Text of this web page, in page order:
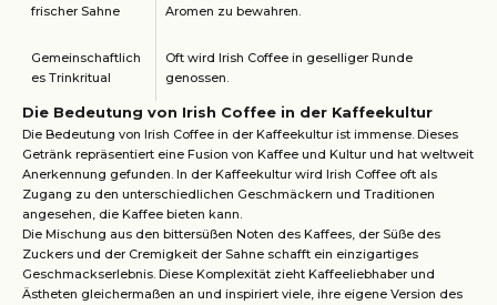
frischer Sahne
Aromen zu bewahren.
Gemeinschaftlich
es Trinkritual
Oft wird Irish Coffee in geselliger Runde
genossen.
Die Bedeutung von Irish Coffee in der Kaffeekultur
Die Bedeutung von Irish Coffee in der Kaffeekultur ist immense. Dieses
Getränk repräsentiert eine Fusion von Kaffee und Kultur und hat weltweit
Anerkennung gefunden. In der Kaffeekultur wird Irish Coffee oft als
Zugang zu den unterschiedlichen Geschmäckern und Traditionen
angesehen, die Kaffee bieten kann.
Die Mischung aus den bittersüßen Noten des Kaffees, der Süße des
Zuckers und der Cremigkeit der Sahne schafft ein einzigartiges
Geschmackserlebnis. Diese Komplexität zieht Kaffeeliebhaber und
Ästheten gleichermaßen an und inspiriert viele, ihre eigene Version des